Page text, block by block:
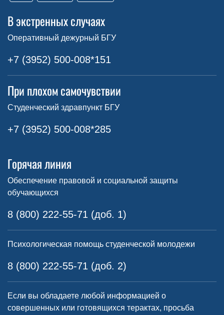
В экстренных случаях
Оперативный дежурный БГУ
+7 (3952) 500-008*151
При плохом самочувствии
Студенческий здравпункт БГУ
+7 (3952) 500-008*285
Горячая линия
Обеспечение правовой и социальной защиты
обучающихся
8 (800) 222-55-71 (доб. 1)
Психологическая помощь студенческой молодежи
8 (800) 222-55-71 (доб. 2)
Если вы обладаете любой информацией о
совершенных или готовящихся терактах, просьба